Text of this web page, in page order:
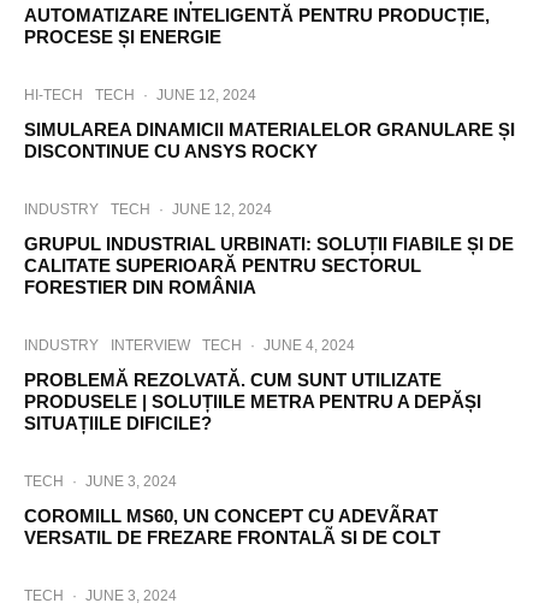
AUTOMATIZARE INTELIGENTĂ PENTRU PRODUCȚIE,
PROCESE ȘI ENERGIE
HI-TECH TECH · JUNE 12, 2024
SIMULAREA DINAMICII MATERIALELOR GRANULARE ȘI
DISCONTINUE CU ANSYS ROCKY
INDUSTRY TECH · JUNE 12, 2024
GRUPUL INDUSTRIAL URBINATI: SOLUȚII FIABILE ȘI DE
CALITATE SUPERIOARĂ PENTRU SECTORUL
FORESTIER DIN ROMÂNIA
INDUSTRY INTERVIEW TECH · JUNE 4, 2024
PROBLEMĂ REZOLVATĂ. CUM SUNT UTILIZATE
PRODUSELE | SOLUȚIILE METRA PENTRU A DEPĂȘI
SITUAȚIILE DIFICILE?
TECH · JUNE 3, 2024
COROMILL MS60, UN CONCEPT CU ADEVÃRAT
VERSATIL DE FREZARE FRONTALÃ SI DE COLT
TECH · JUNE 3, 2024